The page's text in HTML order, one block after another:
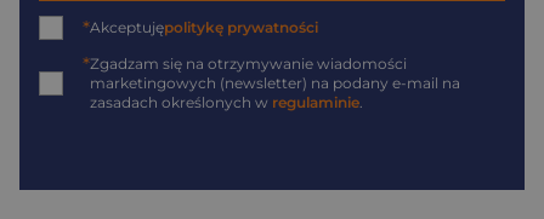
*Akceptujępolitykę prywatności
*Zgadzam się na otrzymywanie wiadomości
marketingowych (newsletter) na podany e-mail na
zasadach określonych w regulaminie